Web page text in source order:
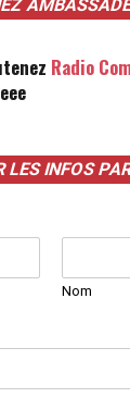
Radio
LES INFOS
Nom